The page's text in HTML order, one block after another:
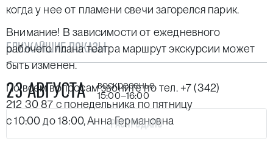
когда у нее от пламени свечи загорелся парик.
Внимание! В зависимости от ежедневного
рабочего плана театра маршрут экскурсии может
быть изменен.
По всем вопросам звоните по тел.+7 (342)
212 30 87 с понедельника по пятницу
с 10:00 до 18:00, Анна Германовна
БЛИЖАЙШИЕ ПОКАЗЫ
23 АВГУСТА
воскресенье,
15:00–16:00
РАСПРОДАНО